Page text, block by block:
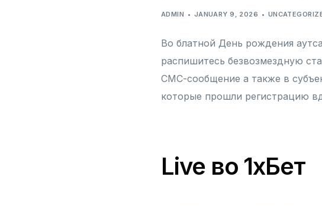
ADMIN JANUARY 9, 2026
Во блатной День рождения
распишитесь безвозмездную
СМС-сообщение а также в
которые прошли регистрацию
Live во 1хБет